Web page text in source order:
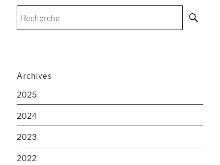
Archives
2025
2024
2023
2022